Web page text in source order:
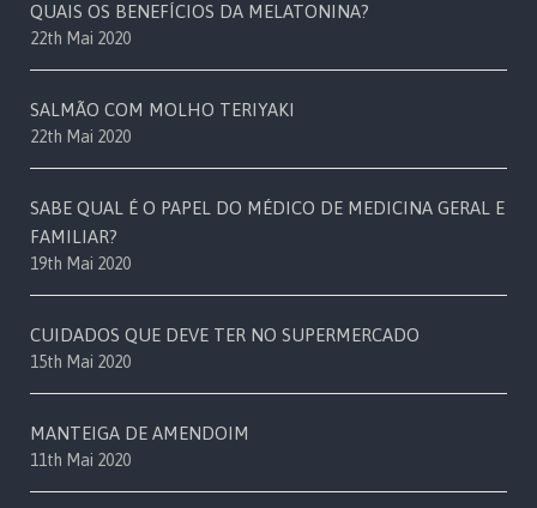
QUAIS OS BENEFÍCIOS DA MELATONINA?
22th Mai 2020
SALMÃO COM MOLHO TERIYAKI
22th Mai 2020
SABE QUAL É O PAPEL DO MÉDICO DE MEDICINA GERAL E
FAMILIAR?
19th Mai 2020
CUIDADOS QUE DEVE TER NO SUPERMERCADO
15th Mai 2020
MANTEIGA DE AMENDOIM
11th Mai 2020